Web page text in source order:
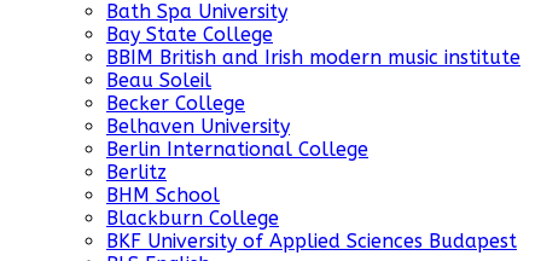
Bath Spa University
Bay State College
BBIM British and Irish modern music institute
Beau Soleil
Becker College
Belhaven University
Berlin International College
Berlitz
BHM School
Blackburn College
BKF University of Applied Sciences Budapest